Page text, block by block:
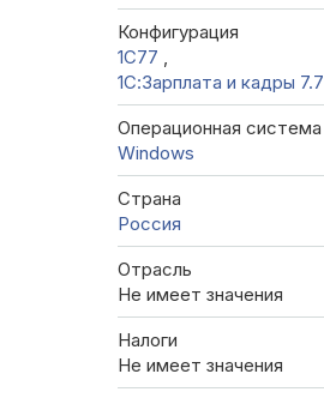
Конфигурация
1C77 ,
1С:Зарплата и кадры 7.7
Операционная система
Windows
Страна
Россия
Отрасль
Не имеет значения
Налоги
Не имеет значения